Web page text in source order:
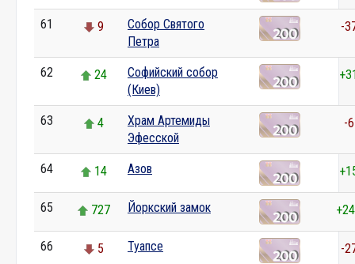
61 9
Собор Святого
Петра
-
62 24
Софийский собор
(Киев)
63 4
Храм Артемиды
Эфесской
-6
64 14 Азов
65 727 Йоркский замок
66 5 Туапсе -